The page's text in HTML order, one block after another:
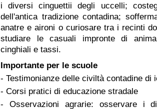
i diversi cinguettii degli uccelli;
dell'antica tradizione contadina;
anatre e aironi o curiosare tra i recinti
studiare le casuali impronte di
cinghiali e tassi.
Importante per le scuole
- Testimonianze delle civiltà contadine di
- Corsi pratici di educazione stradale
- Osservazioni agrarie: osservare i